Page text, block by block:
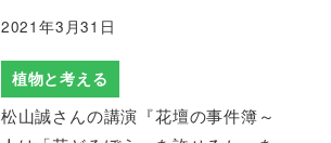
2021年3月31日
植物と考える
松山誠さんの講演『花壇の事件簿～